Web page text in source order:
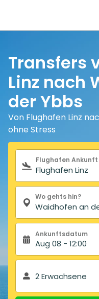
Transfers
Linz nach
der Ybbs
Von Flughafen Linz
ohne Stress
Flughafen Ankunft
Wo gehts hin?
Ankunftsdatum
Aug 08 - 12:00
2 Erwachsene